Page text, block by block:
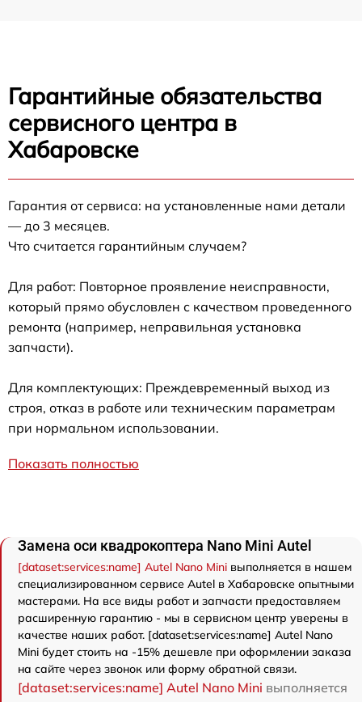
Гарантийные обязательства
сервисного центра в
Хабаровске
Гарантия от сервиса: на установленные нами детали
— до 3 месяцев.
Что считается гарантийным случаем?
Для работ: Повторное проявление неисправности,
который прямо обусловлен с качеством проведенного
ремонта (например, неправильная установка
запчасти).
Для комплектующих: Преждевременный выход из
строя, отказ в работе или техническим параметрам
при нормальном использовании.
Показать полностью
Замена оси квадрокоптера Nano Mini Autel
[dataset:services:name] Autel Nano Mini выполняется в нашем
специализированном сервисе Autel в Хабаровске опытными
мастерами. На все виды работ и запчасти предоставляем
расширенную гарантию - мы в сервисном центр уверены в
качестве наших работ. [dataset:services:name] Autel Nano
Mini будет стоить на -15% дешевле при оформлении заказа
на сайте через звонок или форму обратной связи.
[dataset:services:name] Autel Nano Mini выполняется